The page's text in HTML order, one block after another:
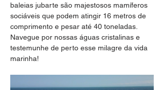
baleias jubarte são majestosos mamíferos
sociáveis que podem atingir 16 metros de
comprimento e pesar até 40 toneladas.
Navegue por nossas águas cristalinas e
testemunhe de perto esse milagre da vida
marinha!